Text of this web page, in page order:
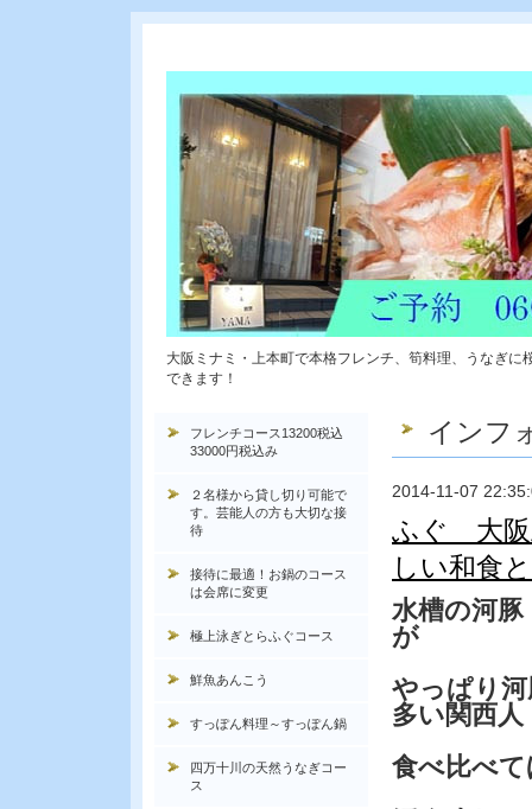
大阪ミナミ・上本町で本格フレンチ、筍料理、うなぎ
できます！
インフ
2014-11-07
ふぐ 大阪
しい和食
水槽の河
が
やっぱり
多い関西人
食べ比べ
フレンチコース13200税込
33000円税込み
２名様から貸し切り可能で
す。芸能人の方も大切な接
待
接待に最適！お鍋のコース
は会席に変更
極上泳ぎとらふぐコース
鮮魚あんこう
すっぽん料理～すっぽん鍋
四万十川の天然うなぎコー
ス